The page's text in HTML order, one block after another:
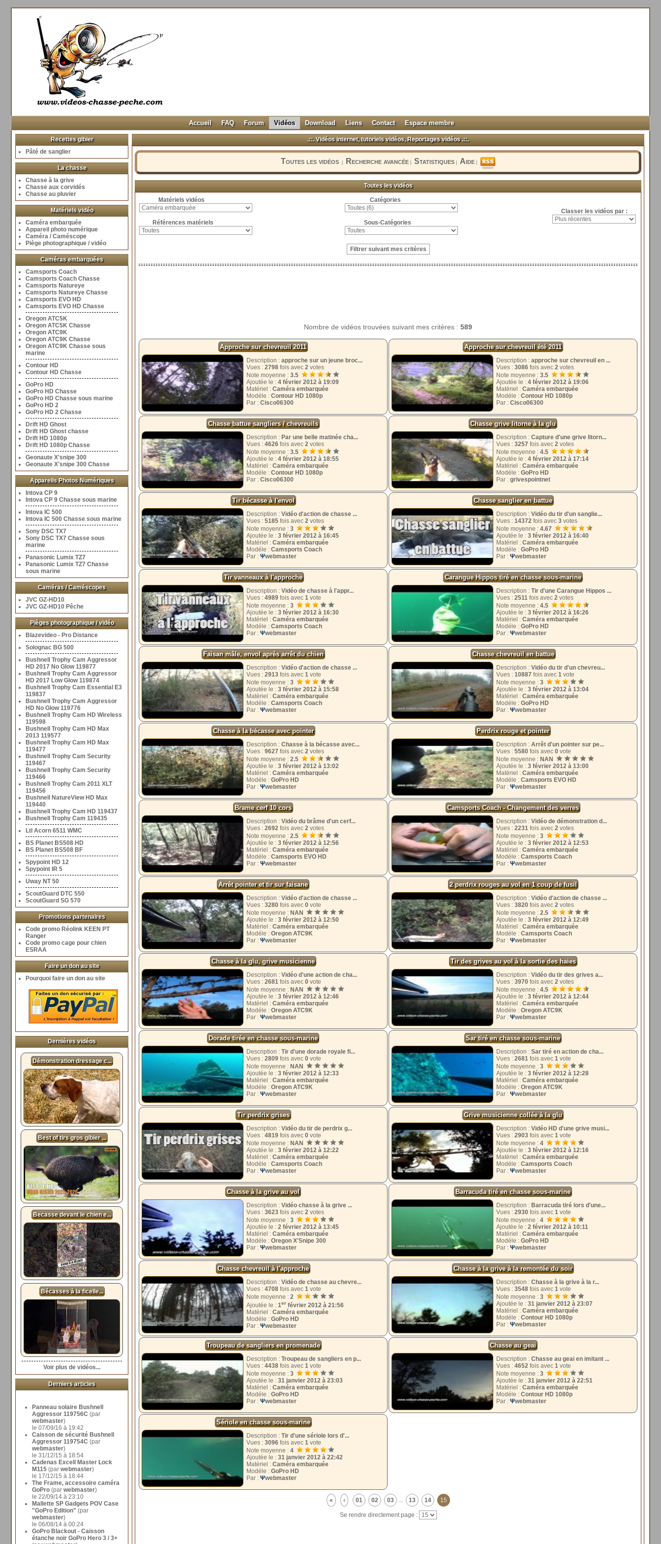
Accueil FAQ Forum Vidéos Download Liens Contact Espace membre
Recettes gibier
Pâté de sanglier
La chasse
Chasse à la grive
Chasse aux corvidés
Chasse au pluvier
Matériels vidéo
Caméra embarquée
Appareil photo numérique
Caméra / Caméscope
Piège photographique / vidéo
Caméras embarquées
Camsports Coach
Camsports Coach Chasse
Camsports Natureye
Camsports Natureye Chasse
Camsports EVO HD
Camsports EVO HD Chasse
Oregon ATC5K
Oregon ATC5K Chasse
Oregon ATC9K
Oregon ATC9K Chasse
Oregon ATC9K Chasse sous
marine
Contour HD
Contour HD Chasse
GoPro HD
GoPro HD Chasse
GoPro HD Chasse sous marine
GoPro HD 2
GoPro HD 2 Chasse
Drift HD Ghost
Drift HD Ghost chasse
Drift HD 1080p
Drift HD 1080p Chasse
Geonaute X'snipe 300
Geonaute X'snipe 300 Chasse
Appareils Photos Numériques
Intova CP 9
Intova CP 9 Chasse sous marine
Intova IC 500
Intova IC 500 Chasse sous marine
Sony DSC TX7
Sony DSC TX7 Chasse sous
marine
Panasonic Lumix TZ7
Panasonic Lumix TZ7 Chasse
sous marine
Caméras / Caméscopes
JVC GZ-HD10
JVC GZ-HD10 Pêche
Pièges photographique / vidéo
Blazevideo - Pro Distance
Solognac BG 500
Bushnell Trophy Cam Aggressor
HD 2017 No Glow 119877
Bushnell Trophy Cam Aggressor
HD 2017 Low Glow 119874
Bushnell Trophy Cam Essential E3
119837
Bushnell Trophy Cam Aggressor
HD No Glow 119776
Bushnell Trophy Cam HD Wireless
119598
Bushnell Trophy Cam HD Max
2013 119577
Bushnell Trophy Cam HD Max
119477
Bushnell Trophy Cam Security
119467
Bushnell Trophy Cam Security
119466
Bushnell Trophy Cam 2011 XLT
119456
Bushnell NatureView HD Max
119440
Bushnell Trophy Cam HD 119437
Bushnell Trophy Cam 119435
Ltl Acorn 6511 WMC
BS Planet BS508 HD
BS Planet BS508 BF
Spypoint HD 12
Spypoint IR 5
Uway NT 50
ScoutGuard DTC 550
ScoutGuard SG 570
Promotions partenaires
Code promo Réolink KEEN PT
Ranger
Code promo cage pour chien
ESRAA
Faire un don au site
Pourquoi faire un don au site
Dernières vidéos
Démonstration dressage c...
Best of tirs gros gibier ...
Becasse devant le chien e...
Bécasses à la ficelle...
Voir plus de vidéos...
Derniers articles
Panneau solaire Bushnell
Aggressor 119756C (par
webmaster)
le 07/09/16 à 19:42
Caisson de sécurité Bushnell
Aggressor 119754C (par
webmaster)
le 31/12/15 à 18:54
Cadenas Excell Master Lock
M115 (par webmaster)
le 17/12/15 à 18:44
The Frame, accessoire caméra
GoPro (par webmaster)
le 22/09/14 à 23:10
Mallette SP Gadgets POV Case
"GoPro Edition" (par
webmaster)
le 06/08/14 à 00:24
GoPro Blackout - Caisson
étanche noir GoPro Hero 3 / 3+
.::. Vidéos internet, tutoriels vidéos, Reportages vidéos .::.
Toutes les vidéos Recherche avancée| Statistiques| Aide|
Toutes les vidéos
Matériels vidéos
Références matériels
Catégories
Sous-Catégories
Classer les vidéos par :
Nombre de vidéos trouvées suivant mes critères : 589
Approche sur chevreuil 2011
Description : approche sur un jeune broc...
Vues : 2798 fois avec 2 votes
Note moyenne : 3.5
Ajoutée le : 4 février 2012 à 19:09
Matériel : Caméra embarquée
Modéle : Contour HD 1080p
Par : Cisco06300
Approche sur chevreuil été 2011
Description : approche sur chevreuil en ...
Vues : 3086 fois avec 2 votes
Note moyenne : 3.5
Ajoutée le : 4 février 2012 à 19:06
Matériel : Caméra embarquée
Modéle : Contour HD 1080p
Par : Cisco06300
Chasse battue sangliers / chevreuils
Description : Par une belle matinée cha...
Vues : 4626 fois avec 2 votes
Note moyenne : 3.5
Ajoutée le : 4 février 2012 à 18:55
Matériel : Caméra embarquée
Modéle : Contour HD 1080p
Par : Cisco06300
Chasse grive litorne à la glu
Description : Capture d'une grive litorn...
Vues : 3257 fois avec 2 votes
Note moyenne : 4.5
Ajoutée le : 4 février 2012 à 17:14
Matériel : Caméra embarquée
Modéle : GoPro HD
Par : grivespointnet
Tir bécasse à l'envol
Description : Vidéo d'action de chasse ...
Vues : 5185 fois avec 2 votes
Note moyenne : 3
Ajoutée le : 3 février 2012 à 16:45
Matériel : Caméra embarquée
Modéle : Camsports Coach
Par : Ψwebmaster
Chasse sanglier en battue
Description : Vidéo du tir d'un sanglie...
Vues : 14372 fois avec 3 votes
Note moyenne : 4.67
Ajoutée le : 3 février 2012 à 16:40
Matériel : Caméra embarquée
Modéle : GoPro HD
Par : Ψwebmaster
Tir vanneaux à l'approche
Description : Vidéo de chasse à l'appr...
Vues : 4989 fois avec 1 vote
Note moyenne : 3
Ajoutée le : 3 février 2012 à 16:30
Matériel : Caméra embarquée
Modéle : Camsports Coach
Par : Ψwebmaster
Carangue Hippos tiré en chasse sous-marine
Description : Tir d'une Carangue Hippos ...
Vues : 2511 fois avec 2 votes
Note moyenne : 4.5
Ajoutée le : 3 février 2012 à 16:26
Matériel : Caméra embarquée
Modéle : GoPro HD
Par : Ψwebmaster
Faisan mâle, envol après arrêt du chien
Description : Vidéo d'action de chasse ...
Vues : 2913 fois avec 1 vote
Note moyenne : 3
Ajoutée le : 3 février 2012 à 15:58
Matériel : Caméra embarquée
Modéle : Camsports Coach
Par : Ψwebmaster
Chasse chevreuil en battue
Description : Vidéo du tir d'un chevreu...
Vues : 10887 fois avec 1 vote
Note moyenne : 3
Ajoutée le : 3 février 2012 à 13:04
Matériel : Caméra embarquée
Modéle : GoPro HD
Par : Ψwebmaster
Chasse à la bécasse avec pointer
Description : Chasse à la bécasse avec...
Vues : 9627 fois avec 2 votes
Note moyenne : 2.5
Ajoutée le : 3 février 2012 à 13:02
Matériel : Caméra embarquée
Modéle : GoPro HD
Par : Ψwebmaster
Perdrix rouge et pointer
Description : Arrêt d'un pointer sur pe...
Vues : 5580 fois avec 0 vote
Note moyenne : NAN
Ajoutée le : 3 février 2012 à 13:00
Matériel : Caméra embarquée
Modéle : Camsports EVO HD
Par : Ψwebmaster
Brame cerf 10 cors
Description : Vidéo du brâme d'un cerf...
Vues : 2692 fois avec 2 votes
Note moyenne : 2.5
Ajoutée le : 3 février 2012 à 12:56
Matériel : Caméra embarquée
Modéle : Camsports EVO HD
Par : Ψwebmaster
Camsports Coach - Changement des verres
Description : Vidéo de démonstration d...
Vues : 2231 fois avec 2 votes
Note moyenne : 3
Ajoutée le : 3 février 2012 à 12:53
Matériel : Caméra embarquée
Modéle : Camsports Coach
Par : Ψwebmaster
Arrêt pointer et tir sur faisane
Description : Vidéo d'action de chasse ...
Vues : 3280 fois avec 0 vote
Note moyenne : NAN
Ajoutée le : 3 février 2012 à 12:50
Matériel : Caméra embarquée
Modéle : Oregon ATC9K
Par : Ψwebmaster
2 perdrix rouges au vol en 1 coup de fusil
Description : Vidéo d'action de chasse ...
Vues : 3820 fois avec 2 votes
Note moyenne : 2.5
Ajoutée le : 3 février 2012 à 12:49
Matériel : Caméra embarquée
Modéle : Camsports Coach
Par : Ψwebmaster
Chasse à la glu, grive musicienne
Description : Vidéo d'une action de cha...
Vues : 2681 fois avec 0 vote
Note moyenne : NAN
Ajoutée le : 3 février 2012 à 12:46
Matériel : Caméra embarquée
Modéle : Oregon ATC9K
Par : Ψwebmaster
Tir des grives au vol à la sortie des haies
Description : Vidéo du tir des grives a...
Vues : 3970 fois avec 2 votes
Note moyenne : 4.5
Ajoutée le : 3 février 2012 à 12:44
Matériel : Caméra embarquée
Modéle : Oregon ATC9K
Par : Ψwebmaster
Dorade tirée en chasse sous-marine
Description : Tir d'une dorade royale fi...
Vues : 2809 fois avec 0 vote
Note moyenne : NAN
Ajoutée le : 3 février 2012 à 12:33
Matériel : Caméra embarquée
Modéle : Oregon ATC9K
Par : Ψwebmaster
Sar tiré en chasse sous-marine
Description : Sar tiré en action de cha...
Vues : 2681 fois avec 1 vote
Note moyenne : 3
Ajoutée le : 3 février 2012 à 12:28
Matériel : Caméra embarquée
Modéle : Oregon ATC9K
Par : Ψwebmaster
Tir perdrix grises
Description : Vidéo du tir de perdrix g...
Vues : 4819 fois avec 0 vote
Note moyenne : NAN
Ajoutée le : 3 février 2012 à 12:22
Matériel : Caméra embarquée
Modéle : Camsports Coach
Par : Ψwebmaster
Grive musicienne collée à la glu
Description : Vidéo HD d'une grive musi...
Vues : 2903 fois avec 1 vote
Note moyenne : 4
Ajoutée le : 3 février 2012 à 12:16
Matériel : Caméra embarquée
Modéle : Camsports Coach
Par : Ψwebmaster
Chasse à la grive au vol
Description : Vidéo chasse à la grive ...
Vues : 3623 fois avec 2 votes
Note moyenne : 3
Ajoutée le : 2 février 2012 à 13:45
Matériel : Caméra embarquée
Modéle : Oregon X'Snipe 300
Par : Ψwebmaster
Barracuda tiré en chasse sous-marine
Description : Barracuda tiré lors d'une...
Vues : 2930 fois avec 1 vote
Note moyenne : 4
Ajoutée le : 2 février 2012 à 10:11
Matériel : Caméra embarquée
Modéle : GoPro HD
Par : Ψwebmaster
Chasse chevreuil à l'approche
Description : Vidéo de chasse au chevre...
Vues : 4708 fois avec 1 vote
Note moyenne : 2
Ajoutée le : 1er février 2012 à 21:56
Matériel : Caméra embarquée
Modéle : GoPro HD
Par : Ψwebmaster
Chasse à la grive à la remontée du soir
Description : Chasse à la grive à la r...
Vues : 3548 fois avec 1 vote
Note moyenne : 3
Ajoutée le : 31 janvier 2012 à 23:07
Matériel : Caméra embarquée
Modéle : Contour HD 1080p
Par : Ψwebmaster
Troupeau de sangliers en promenade
Description : Troupeau de sangliers en p...
Vues : 4438 fois avec 1 vote
Note moyenne : 3
Ajoutée le : 31 janvier 2012 à 23:03
Matériel : Caméra embarquée
Modéle : GoPro HD
Par : Ψwebmaster
Chasse au geai
Description : Chasse au geai en imitant ...
Vues : 4652 fois avec 1 vote
Note moyenne : 3
Ajoutée le : 31 janvier 2012 à 22:51
Matériel : Caméra embarquée
Modéle : Contour HD 1080p
Par : Ψwebmaster
Sériole en chasse sous-marine
Description : Tir d'une sériole lors d'...
Vues : 3096 fois avec 1 vote
Note moyenne : 4
Ajoutée le : 31 janvier 2012 à 22:42
Matériel : Caméra embarquée
Modéle : GoPro HD
Par : Ψwebmaster
« ‹ 01 02 03 ... 13 14 15
Se rendre directement page :